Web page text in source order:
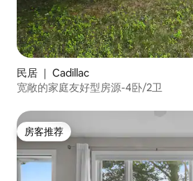
民居 ｜ Cadillac
宽敞的家庭友好型房源-4卧/2卫
房客推荐
房客推荐